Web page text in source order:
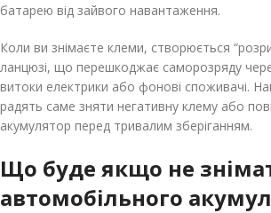
батарею від зайвого навантаження.
Коли ви знімаєте клеми, створюється
ланцюзі, що перешкоджає само­розряду
витоки електрики або фонові споживачі.
радять саме зняти негативну клему або
акумулятор перед тривалим зберіганням.
Що буде якщо не
автомобільного